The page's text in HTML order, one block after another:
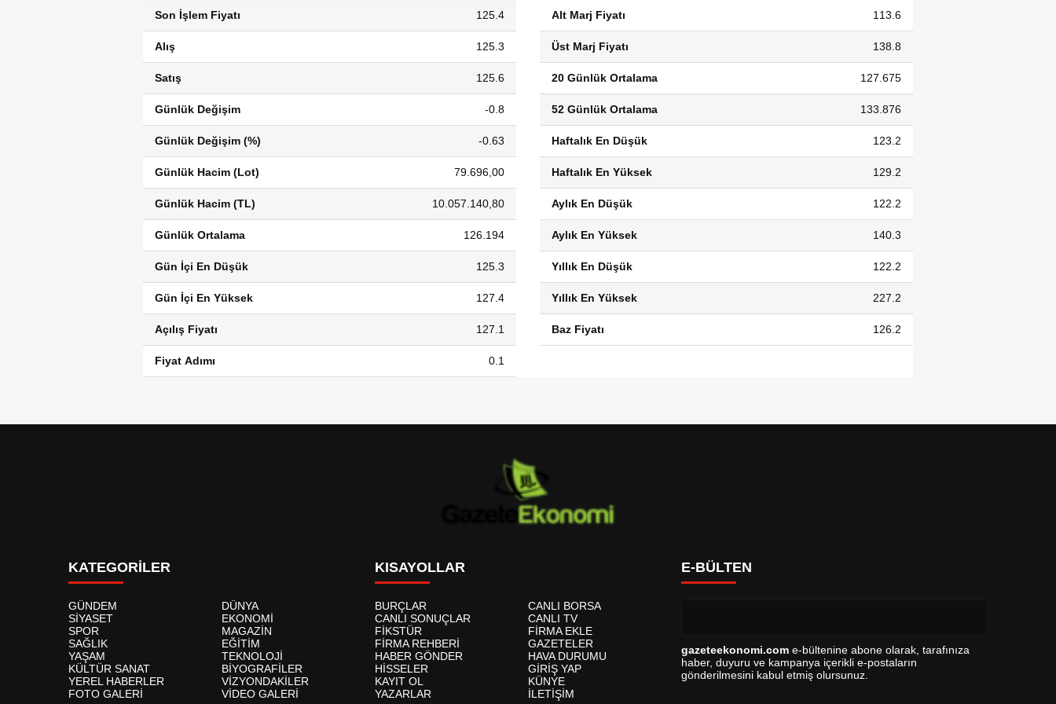
Son İşlem Fiyatı 125.4
Alış 125.3
Satış 125.6
Günlük Değişim -0.8
Günlük Değişim (%) -0.63
Günlük Hacim (Lot) 79.696,00
Günlük Hacim (TL) 10.057.140,80
Günlük Ortalama 126.194
Gün İçi En Düşük 125.3
Gün İçi En Yüksek 127.4
Açılış Fiyatı 127.1
Fiyat Adımı 0.1
Alt Marj Fiyatı 113.6
Üst Marj Fiyatı 138.8
20 Günlük Ortalama 127.675
52 Günlük Ortalama 133.876
Haftalık En Düşük 123.2
Haftalık En Yüksek 129.2
Aylık En Düşük 122.2
Aylık En Yüksek 140.3
Yıllık En Düşük 122.2
Yıllık En Yüksek 227.2
Baz Fiyatı 126.2
KATEGORİLER
GÜNDEM
DÜNYA
SİYASET
EKONOMİ
SPOR
MAGAZİN
SAĞLIK
EĞİTİM
YAŞAM
TEKNOLOJİ
KÜLTÜR SANAT
BİYOGRAFİLER
YEREL HABERLER
VİZYONDAKİLER
FOTO GALERİ
VİDEO GALERİ
KISAYOLLAR
BURÇLAR
CANLI BORSA
CANLI SONUÇLAR
CANLI TV
FİKSTÜR
FİRMA EKLE
FİRMA REHBERİ
GAZETELER
HABER GÖNDER
HAVA DURUMU
HİSSELER
GİRİŞ YAP
KAYIT OL
KÜNYE
YAZARLAR
İLETİŞİM
E-BÜLTEN
gazeteekonomi.com e-bültenine abone olarak, tarafınıza
haber, duyuru ve kampanya içerikli e-postaların
gönderilmesini kabul etmiş olursunuz.